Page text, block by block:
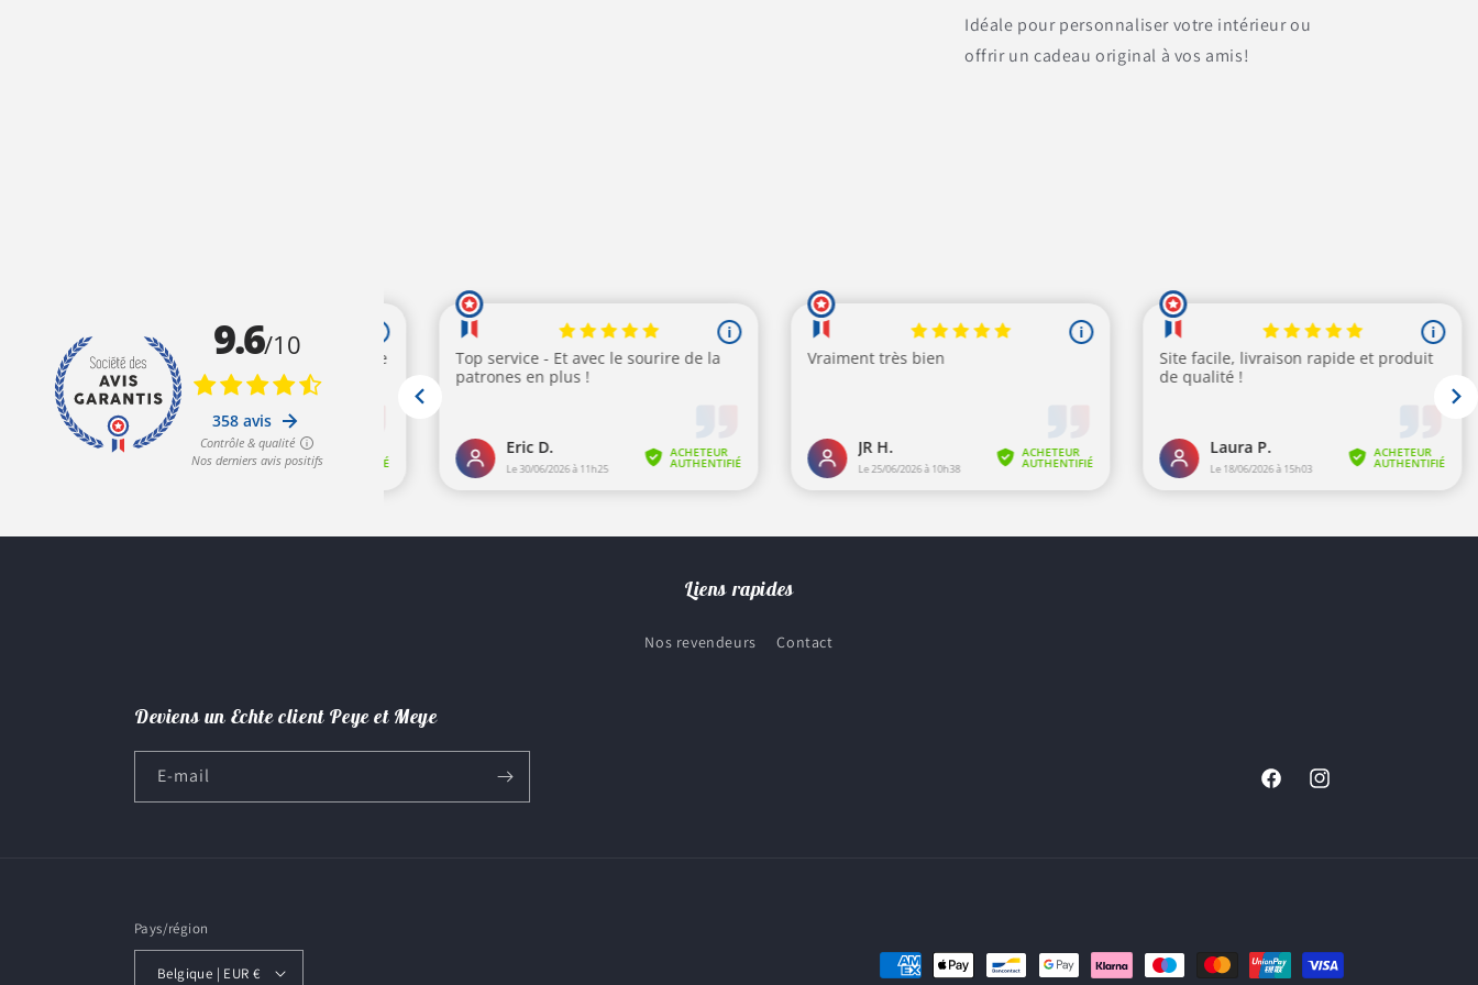
Idéale pour personnaliser votre intérieur ou
offrir un cadeau original à vos amis!
Liens rapides
Nos revendeurs Contact
Deviens un Echte client Peye et Meye
E-mail
FacebookInstagram
Pays/région
Belgique | EUR € Moyens